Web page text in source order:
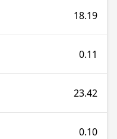
18.19
0.11
23.42
0.10